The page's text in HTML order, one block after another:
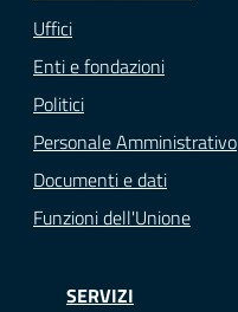
Uffici
Enti e fondazioni
Politici
Personale Amministrativo
Documenti e dati
Funzioni dell'Unione
SERVIZI